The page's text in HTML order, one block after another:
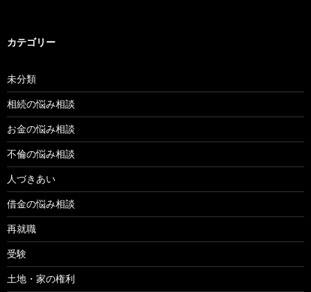
カテゴリー
未分類
相続の悩み相談
お金の悩み相談
不倫の悩み相談
人づきあい
借金の悩み相談
再就職
受験
土地・家の権利